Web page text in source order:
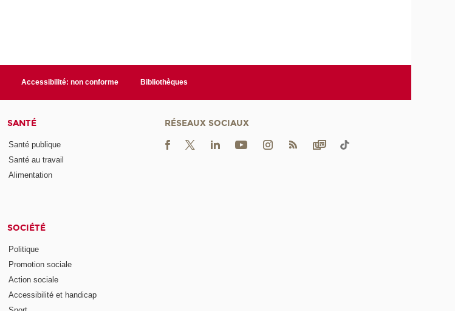
Accessibilité: non conforme Bibliothèques
SANTÉ
Santé publique
Santé au travail
Alimentation
SOCIÉTÉ
Politique
Promotion sociale
Action sociale
Accessibilité et handicap
RÉSEAUX SOCIAUX